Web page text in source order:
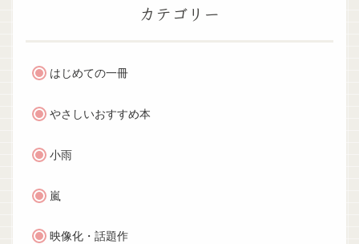
カテゴリー
はじめての一冊
やさしいおすすめ本
小雨
嵐
映像化・話題作